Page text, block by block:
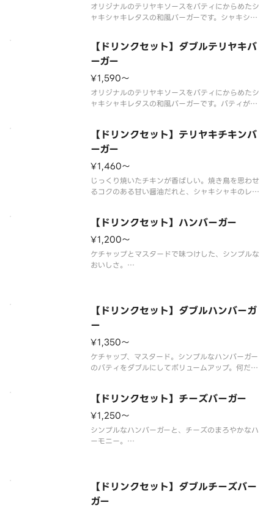
オリジナルのテリヤキソースをパティにからめたシ
ャキシャキレタスの和風バーガーです。シャキシャ
アレルゲン・主要原産地に関しては《モスバーガ
ー》のホームページをご覧下さい。※食材の増減
量・不使用等のご要望にはお応えいた
【ドリンクセット】ダブルテリヤキバ
ーガー
¥1,590〜
オリジナルのテリヤキソースをパティにからめたシ
ャキシャキレタスの和風バーガーです。パティがダ
ホームページをご覧下さい。※食材の増減量・不使
用等のご要望にはお応えいたしか
【ドリンクセット】テリヤキチキンバ
ーガー
¥1,460〜
じっくり焼いたチキンが香ばしい。焼き鳥を思わせ
るコクのある甘い醤油だれと、シャキシャキのレタ
てはモスバーガーのホームページをご覧下さい。
※一部の商品については扱っていない店舗もあり
【ドリンクセット】ハンバーガー
¥1,200〜
ケチャップとマスタードで味つけした、シンプルな
おいしさ。
なる場合があります。
【ドリンクセット】ダブルハンバーガ
ー
¥1,350〜
ケチャップ、マスタード。シンプルなハンバーガー
のパティをダブルにしてボリュームアップ。何だか
に販売を終了する場合がございます。※食材の増減
量・不使用等のご要望にはお応え
【ドリンクセット】チーズバーガー
¥1,250〜
シンプルなハンバーガーと、チーズのまろやかなハ
ーモニー。
なる場合があります。
【ドリンクセット】ダブルチーズバー
ガー